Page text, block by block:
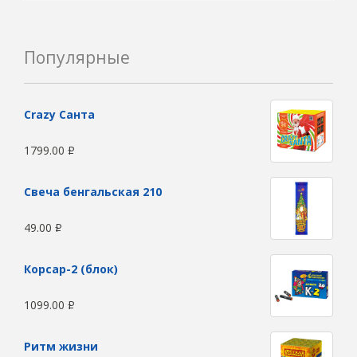
Популярные
Сrazy Санта
1799.00 Р
Свеча бенгальская 210
49.00 Р
Корсар-2 (блок)
1099.00 Р
Ритм жизни